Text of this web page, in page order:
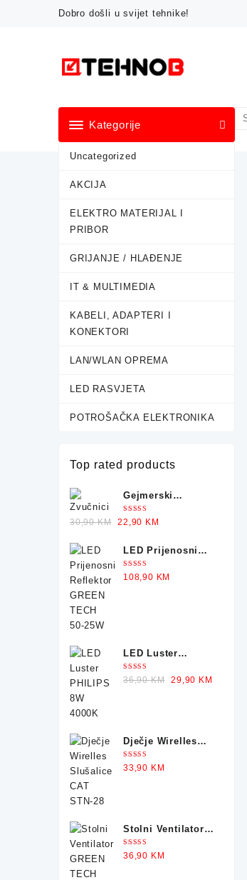
Dobro došli u svijet tehnike!
Kategorije
Uncategorized
AKCIJA
ELEKTRO MATERIJAL I
PRIBOR
GRIJANJE / HLAĐENJE
IT & MULTIMEDIA
KABELI, ADAPTERI I
KONEKTORI
LAN/WLAN OPREMA
LED RASVJETA
POTROŠAČKA ELEKTRONIKA
Top rated products
Gejmerski
Zvučnici sa
Osvjetljenjem X-
Ocjenjeno
5.00od 5
30,90KM
Original
was:
30,90 KM.
22,90 KM
is:
LED Prijenosni
Reflektor GREEN
TECH 50-25W
Ocjenjeno
5.00od 5
108,90 KM
LED Luster
PHILIPS 8W 4000K
Ocjenjeno
5.00od 5
36,90KM
Original
29,90 KM
Dječje Wirelles
Slušalice CAT
STN-28
Ocjenjeno
5.00od 5
33,90 KM
Stolni Ventilator
GREEN TECH 35W
Ocjenjeno
5.00od 5
36,90 KM